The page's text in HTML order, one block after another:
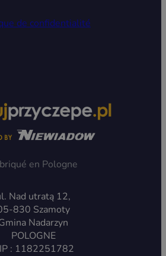
de confidentialité
en Pologne
Nad utratą 12,
830 Szamoty
Nadarzyn
POLOGNE
: 1182251782